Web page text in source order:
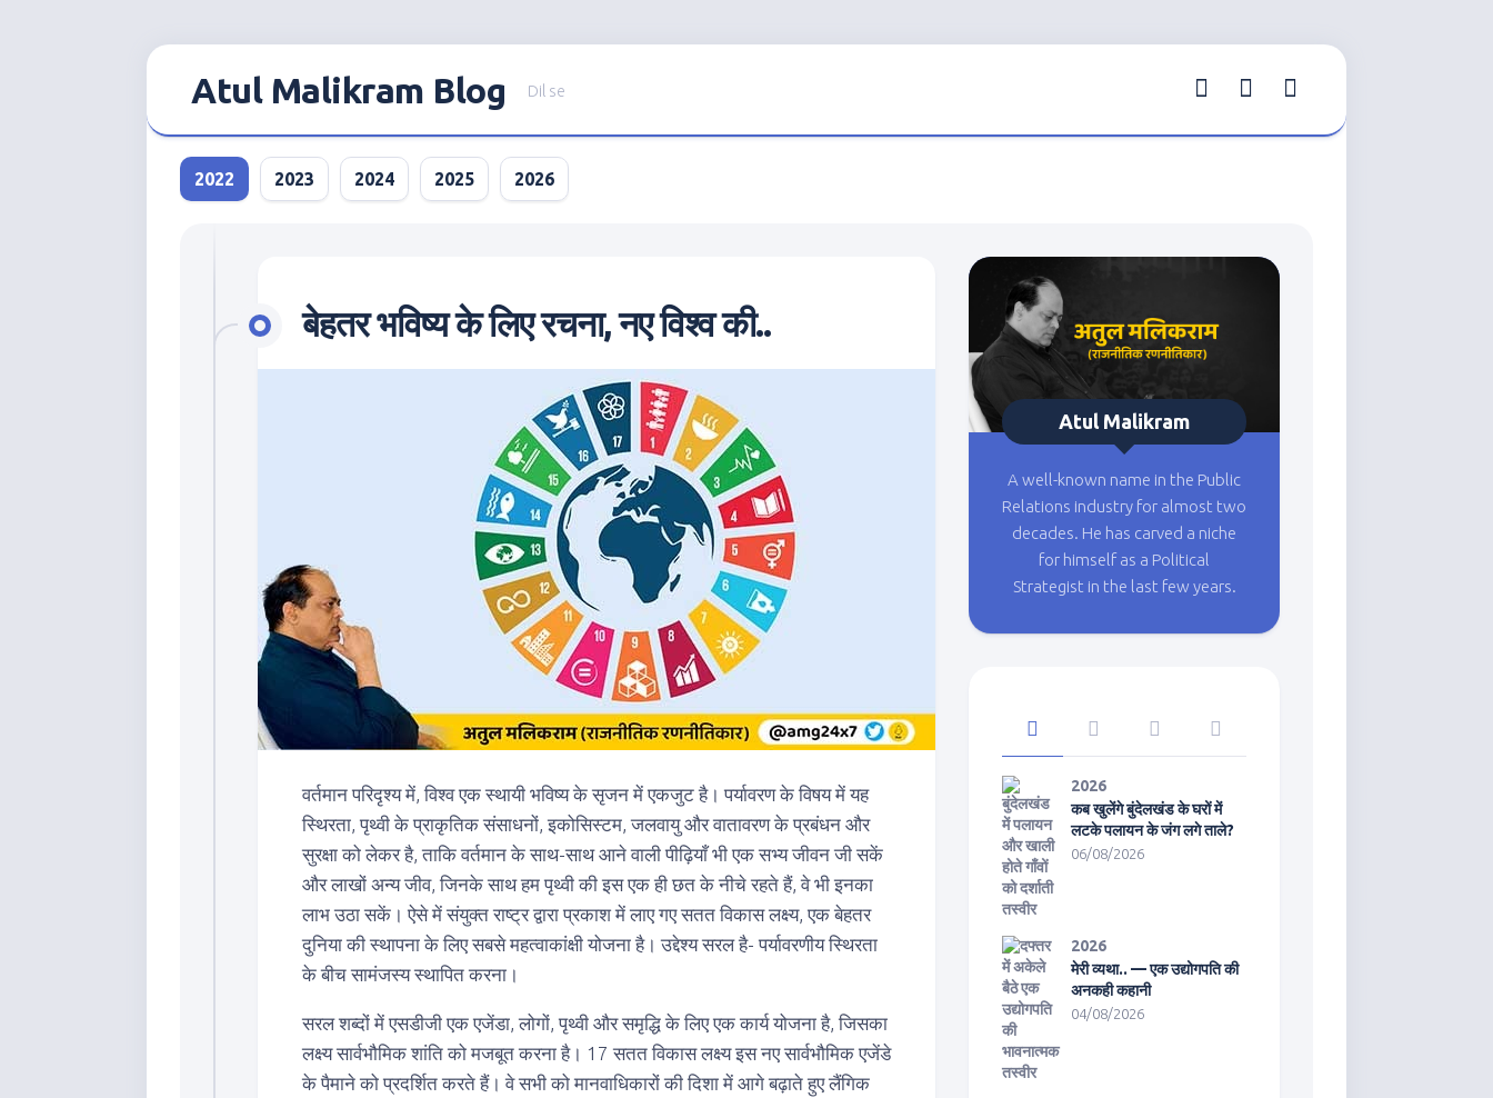
Atul Malikram Blog Dil se
2022 2023 2024 2025 2026
बेहतर भविष्य के लिए रचना, नए विश्व की..
वर्तमान परिदृश्य में, विश्व एक स्थायी भविष्य के सृजन में एकजुट है। पर्यावरण के विषय में यह
स्थिरता, पृथ्वी के प्राकृतिक संसाधनों, इकोसिस्टम, जलवायु और वातावरण के प्रबंधन और
सुरक्षा को लेकर है, ताकि वर्तमान के साथ-साथ आने वाली पीढ़ियाँ भी एक सभ्य जीवन जी सकें
और लाखों अन्य जीव, जिनके साथ हम पृथ्वी की इस एक ही छत के नीचे रहते हैं, वे भी इनका
लाभ उठा सकें। ऐसे में संयुक्त राष्ट्र द्वारा प्रकाश में लाए गए सतत विकास लक्ष्य, एक बेहतर
दुनिया की स्थापना के लिए सबसे महत्वाकांक्षी योजना है। उद्देश्य सरल है- पर्यावरणीय स्थिरता
के बीच सामंजस्य स्थापित करना।
सरल शब्दों में एसडीजी एक एजेंडा, लोगों, पृथ्वी और समृद्धि के लिए एक कार्य योजना है, जिसका
लक्ष्य सार्वभौमिक शांति को मजबूत करना है। 17 सतत विकास लक्ष्य इस नए सार्वभौमिक एजेंडे
के पैमाने को प्रदर्शित करते हैं। वे सभी को मानवाधिकारों की दिशा में आगे बढ़ाते हुए लैंगिक
Atul Malikram
A well-known name in the Public
Relations industry for almost two
decades. He has carved a niche
for himself as a Political
Strategist in the last few years.
2026
कब खुलेंगे बुंदेलखंड के घरों में
लटके पलायन के जंग लगे ताले?
06/08/2026
2026
मेरी व्यथा.. — एक उद्योगपति की
अनकही कहानी
04/08/2026